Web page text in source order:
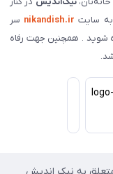
سایت nikandish.ir سر
شوید . همچنین جهت رفاه